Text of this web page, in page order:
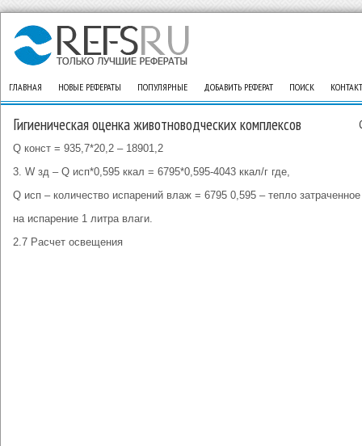
ГЛАВНАЯ НОВЫЕ РЕФЕРАТЫ ПОПУЛЯРНЫЕ ДОБАВИТЬ РЕФЕРАТ ПОИСК
Гигиеническая оценка животноводческих комплексов
Q конст = 935,7*20,2 – 18901,2
3. W зд – Q исп*0,595 ккал = 6795*0,595-4043 ккал/г где,
Q исп – количество испарений влаж = 6795 0,595 – тепло затраченное
на испарение 1 литра влаги.
2.7 Расчет освещения